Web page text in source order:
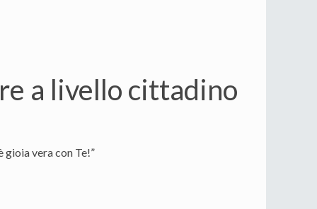
a livello cittadino
vera con Te!”